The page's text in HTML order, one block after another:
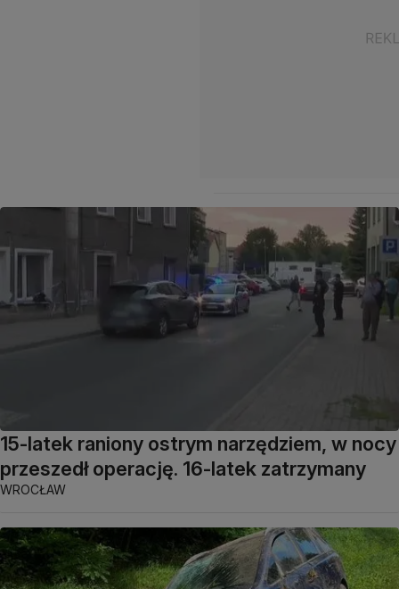
15-latek raniony ostrym narzędziem, w nocy
przeszedł operację. 16-latek zatrzymany
WROCŁAW